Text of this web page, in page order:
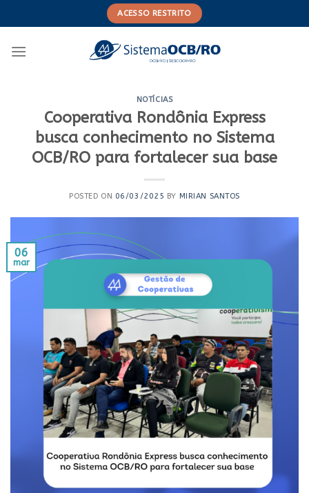
to
ACESSO RESTRITO
NOTÍCIAS
Cooperativa Rondônia Express
busca conhecimento no Sistema
OCB/RO para fortalecer sua base
POSTED ON 06/03/2025 BY MIRIAN SANTOS
06
mar